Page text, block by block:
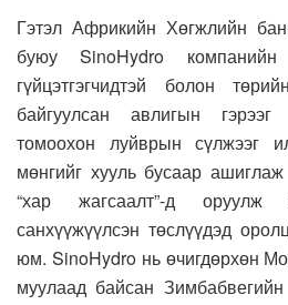
Гэтэл Африкийн Хөгжлийн
буюу SinoHydro компанийн
гүйцэтгэгчидтэй болон
байгуулсан авлигын гэрээг
томоохон луйврын сүлжээг
мөнгийг хууль бусаар
“хар жагсаалт”-д
санхүүжүүлсэн төслүүдэд
юм. SinoHydro нь өчигдөрхөн
муулаад байсан